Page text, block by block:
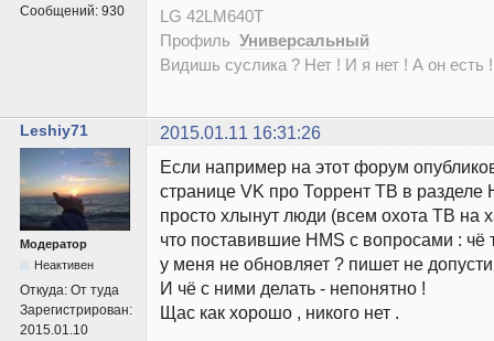
Сообщений: 930
LG 42LM640T
Профиль Универсальный
Видишь суслика ? Нет ! И я нет ! А он есть
Leshiy71 2015.01.11 16:31:26
Модератор
Неактивен
Откуда: От туда
Зарегистрирован:
2015.01.10
Если например на этот форум
странице VK про Торрент ТВ в разделе
просто хлынут люди (всем охота ТВ на
что поставившие HMS c вопросами : чё
у меня не обновляет ? пишет не
И чё с ними делать - непонятно !
Щас как хорошо , никого нет .